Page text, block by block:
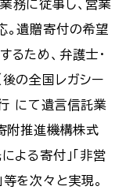
務に従事し、営業
。遺贈寄付の希望
ため、弁護士・
の全国レガシー
にて遺言信託業
附推進機構株式
よる寄付」「非営
を次々と実現。